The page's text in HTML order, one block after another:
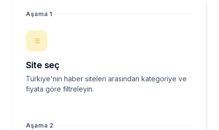
Aşama 1
Site seç
Türkiye'nin haber siteleri arasından kategoriye ve
fiyata göre filtreleyin.
Aşama 2